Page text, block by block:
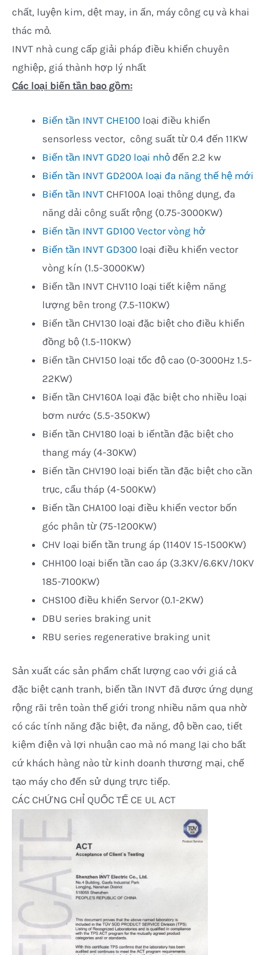
chất, luyện kim, dệt may, in ấn, máy công cụ và khai
thác mỏ.
INVT nhà cung cấp giải pháp điều khiển chuyên
nghiệp, giá thành hợp lý nhất
Các loại biến tần bao gồm:
Biến tần INVT CHE100 loại điều khiển
sensorless vector, công suất từ 0.4 đến 11KW
Biến tần INVT GD20 loại nhỏ đến 2.2 kw
Biến tần INVT GD200A loại đa năng thế hệ mới
Biến tần INVT CHF100A loại thông dụng, đa
năng dải công suất rộng (0.75-3000KW)
Biến tần INVT GD100 Vector vòng hở
Biến tần INVT GD300 loại điều khiển vector
vòng kín (1.5-3000KW)
Biến tần INVT CHV110 loại tiết kiệm năng
lượng bên trong (7.5-110KW)
Biến tần CHV130 loại đặc biệt cho điều khiển
đồng bộ (1.5-110KW)
Biến tần CHV150 loại tốc độ cao (0-3000Hz 1.5-
22KW)
Biến tần CHV160A loại đặc biệt cho nhiều loại
bơm nước (5.5-350KW)
Biến tần CHV180 loại b iếntần đặc biệt cho
thang máy (4-30KW)
Biến tần CHV190 loại biến tần đặc biệt cho cần
trục, cẩu tháp (4-500KW)
Biến tần CHA100 loại điều khiển vector bốn
góc phân từ (75-1200KW)
CHV loại biến tần trung áp (1140V 15-1500KW)
CHH100 loại biến tần cao áp (3.3KV/6.6KV/10KV
185-7100KW)
CHS100 điều khiển Servor (0.1-2KW)
DBU series braking unit
RBU series regenerative braking unit
Sản xuất các sản phẩm chất lượng cao với giá cả
đặc biệt cạnh tranh, biến tần INVT đã được ứng dụng
rộng rãi trên toàn thế giới trong nhiều năm qua nhờ
có các tính năng đặc biệt, đa năng, độ bền cao, tiết
kiệm điện và lợi nhuận cao mà nó mang lại cho bất
cứ khách hàng nào từ kinh doanh thương mại, chế
tạo máy cho đến sử dụng trực tiếp.
CÁC CHỨNG CHỈ QUỐC TẾ CE UL ACT